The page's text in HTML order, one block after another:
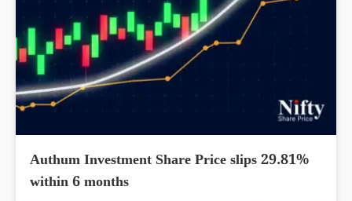
Authum Investment Share Price slips 29.81%
within 6 months